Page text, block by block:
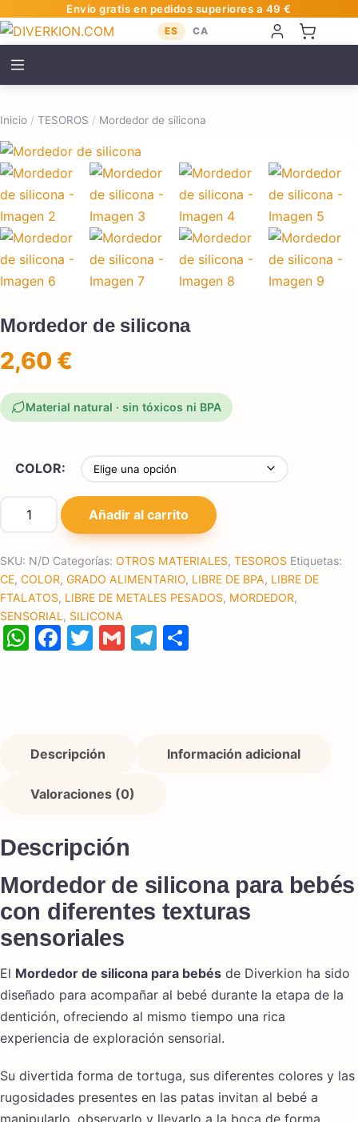
Envío gratis en pedidos superiores a 49 €
ES CA
Inicio / TESOROS / Mordedor de silicona
Mordedor de silicona
2,60 €
Material natural · sin tóxicos ni BPA
COLOR:
Mordedor de silicona cantidad
Añadir al carrito
SKU: N/D Categorías: OTROS MATERIALES, TESOROS Etiquetas:
CE, COLOR, GRADO ALIMENTARIO, LIBRE DE BPA, LIBRE DE
FTALATOS, LIBRE DE METALES PESADOS, MORDEDOR,
SENSORIAL , SILICONA
WhatsApp
Facebook
Twitter
GmailTelegram
Descripción Información adicional
Valoraciones (0)
Descripción
Mordedor de silicona para bebés
con diferentes texturas
sensoriales
El Mordedor de silicona para bebés de Diverkion ha sido
diseñado para acompañar al bebé durante la etapa de la
dentición, ofreciendo al mismo tiempo una rica
experiencia de exploración sensorial.
Su divertida forma de tortuga, sus diferentes colores y las
rugosidades presentes en las patas invitan al bebé a
manipularlo, observarlo y llevarlo a la boca de forma